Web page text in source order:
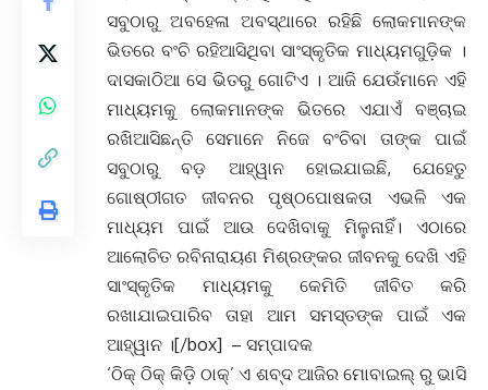
ସବୁଠାରୁ ଅବହେଳା ଅବସ୍ଥାରେ ରହିଛି ଲୋକମାନଙ୍କ
ଭିତରେ ବଂଚି ରହିଆସିଥିବା ସାଂସ୍କୃତିକ ମାଧ୍ୟମଗୁଡ଼ିକ ।
ଦାସକାଠିଆ ସେ ଭିତରୁ ଗୋଟିଏ । ଆଜି ଯେଉଁମାନେ ଏହି
ମାଧ୍ୟମକୁ ଲୋକମାନଙ୍କ ଭିତରେ ଏଯାଏଁ ବଞ୍ଚାଇ
ରଖିଆସିଛନ୍ତି ସେମାନେ ନିଜେ ବଂଚିବା ତାଙ୍କ ପାଇଁ
ସବୁଠାରୁ ବଡ଼ ଆହ୍ୱାନ ହୋଇଯାଇଛି, ଯେହେତୁ
ଗୋଷ୍ଠୀଗତ ଜୀବନର ପୃଷ୍ଠପୋଷକତା ଏଭଳି ଏକ
ମାଧ୍ୟମ ପାଇଁ ଆଉ ଦେଖିବାକୁ ମିଳୁନାହିଁ। ଏଠାରେ
ଆଲୋଚିତ ରବିନାରାୟଣ ମିଶ୍ରଙ୍କର ଜୀବନକୁ ଦେଖି ଏହି
ସାଂସ୍କୃତିକ ମାଧ୍ୟମକୁ କେମିତି ଜୀବିତ କରି
ରଖାଯାଇପାରିବ ତାହା ଆମ ସମସ୍ତଙ୍କ ପାଇଁ ଏକ
ଆହ୍ୱାନ ।[/box] – ସମ୍ପାଦକ
‘ଠିକ୍ ଠିକ୍ କିଡ଼ି ଠାକ୍’ ଏ ଶବ୍ଦ ଆଜିର ମୋବାଇଲ୍ ରୁ ଭାସି